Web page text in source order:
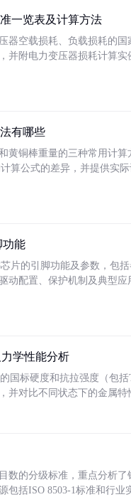
一览表及计算方法
器空载损耗、负载损耗的
并附电力变压器损耗计算
有哪些
黄铜棒重量的三种常用计
计算公式的差异，并提供实
功能
片的引脚功能及参数，包
动配置、保护机制及典型
学性能分析
国标硬度和抗拉强度（包
并对比不同状态下的金属特
数的分级标准，重点分析
包括ISO 8503-1标准和行